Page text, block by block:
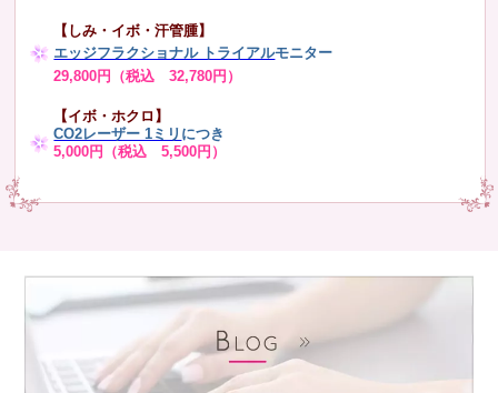
【しみ・イボ・汗管腫】
エッジフラクショナル トライアルモニター
29,800円（税込 32,780円）
【イボ・ホクロ】
CO2レーザー 1ミリ につき
5,000円（税込 5,500円）